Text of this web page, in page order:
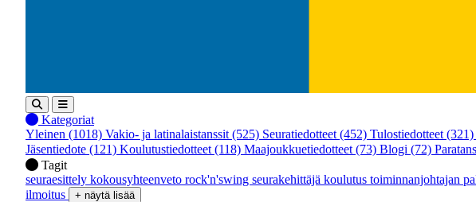
Kategoriat
Yleinen (1018) Vakio- ja latinalaistanssit (525) Seuratiedotteet (452) Tulostiedotteet (321)
Jäsentiedote (121) Koulutustiedotteet (118) Maajoukkuetiedotteet (73) Blogi (72)
Tagit
seuraesittely kokousyhteenveto rock'n'swing seurakehittäjä koulutus toiminnanjohtajan
ilmoitus
+ näytä lisää